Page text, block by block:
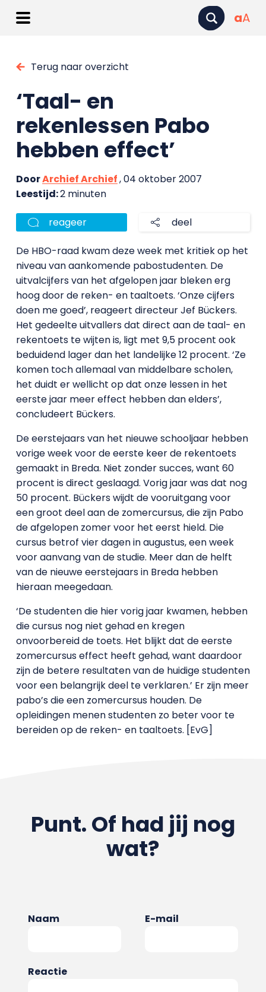
aA
Terug naar overzicht
‘Taal- en
rekenlessen Pabo
hebben effect’
DoorArchief Archief, 04 oktober 2007
Leestijd:2 minuten
reageer deel
De HBO-raad kwam deze week met kritiek op het
niveau van aankomende pabostudenten. De
uitvalcijfers van het afgelopen jaar bleken erg
hoog door de reken- en taaltoets. ‘Onze cijfers
doen me goed’, reageert directeur Jef Bückers.
Het gedeelte uitvallers dat direct aan de taal- en
rekentoets te wijten is, ligt met 9,5 procent ook
beduidend lager dan het landelijke 12 procent. ‘Ze
komen toch allemaal van middelbare scholen,
het duidt er wellicht op dat onze lessen in het
eerste jaar meer effect hebben dan elders’,
concludeert Bückers.
De eerstejaars van het nieuwe schooljaar hebben
vorige week voor de eerste keer de rekentoets
gemaakt in Breda. Niet zonder succes, want 60
procent is direct geslaagd. Vorig jaar was dat nog
50 procent. Bückers wijdt de vooruitgang voor
een groot deel aan de zomercursus, die zijn Pabo
de afgelopen zomer voor het eerst hield. Die
cursus betrof vier dagen in augustus, een week
voor aanvang van de studie. Meer dan de helft
van de nieuwe eerstejaars in Breda hebben
hieraan meegedaan.
‘De studenten die hier vorig jaar kwamen, hebben
die cursus nog niet gehad en kregen
onvoorbereid de toets. Het blijkt dat de eerste
zomercursus effect heeft gehad, want daardoor
zijn de betere resultaten van de huidige studenten
voor een belangrijk deel te verklaren.’ Er zijn meer
pabo’s die een zomercursus houden. De
opleidingen menen studenten zo beter voor te
bereiden op de reken- en taaltoets. [EvG]
Punt. Of had jij nog
wat?
Naam E-mail
Reactie